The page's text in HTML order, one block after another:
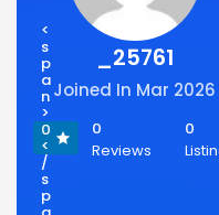
_25761
Joined In Mar 2026
<
s
p
a
n
>
0
<
/
s
p
0
Reviews
0